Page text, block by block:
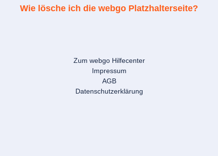
Wie lösche ich die webgo Platzhalterseite?
Zum webgo Hilfecenter
Impressum
AGB
Datenschutzerklärung